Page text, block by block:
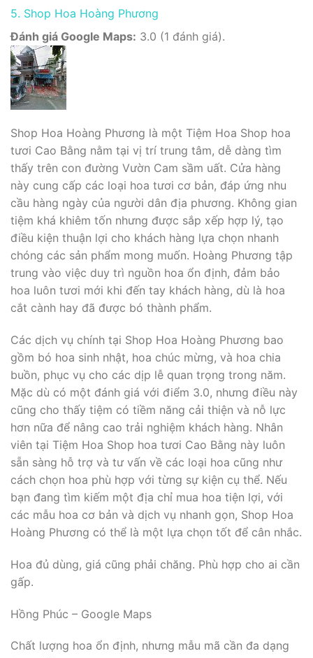
5. Shop Hoa Hoàng Phương
Đánh giá Google Maps: 3.0 (1 đánh giá).
Shop Hoa Hoàng Phương là một Tiệm Hoa Shop hoa
tươi Cao Bằng nằm tại vị trí trung tâm, dễ dàng tìm
thấy trên con đường Vườn Cam sầm uất. Cửa hàng
này cung cấp các loại hoa tươi cơ bản, đáp ứng nhu
cầu hàng ngày của người dân địa phương. Không gian
tiệm khá khiêm tốn nhưng được sắp xếp hợp lý, tạo
điều kiện thuận lợi cho khách hàng lựa chọn nhanh
chóng các sản phẩm mong muốn. Hoàng Phương tập
trung vào việc duy trì nguồn hoa ổn định, đảm bảo
hoa luôn tươi mới khi đến tay khách hàng, dù là hoa
cắt cành hay đã được bó thành phẩm.
Các dịch vụ chính tại Shop Hoa Hoàng Phương bao
gồm bó hoa sinh nhật, hoa chúc mừng, và hoa chia
buồn, phục vụ cho các dịp lễ quan trọng trong năm.
Mặc dù có một đánh giá với điểm 3.0, nhưng điều này
cũng cho thấy tiệm có tiềm năng cải thiện và nỗ lực
hơn nữa để nâng cao trải nghiệm khách hàng. Nhân
viên tại Tiệm Hoa Shop hoa tươi Cao Bằng này luôn
sẵn sàng hỗ trợ và tư vấn về các loại hoa cũng như
cách chọn hoa phù hợp với từng sự kiện cụ thể. Nếu
bạn đang tìm kiếm một địa chỉ mua hoa tiện lợi, với
các mẫu hoa cơ bản và dịch vụ nhanh gọn, Shop Hoa
Hoàng Phương có thể là một lựa chọn tốt để cân nhắc.
Hoa đủ dùng, giá cũng phải chăng. Phù hợp cho ai cần
gấp.
Hồng Phúc – Google Maps
Chất lượng hoa ổn định, nhưng mẫu mã cần đa dạng